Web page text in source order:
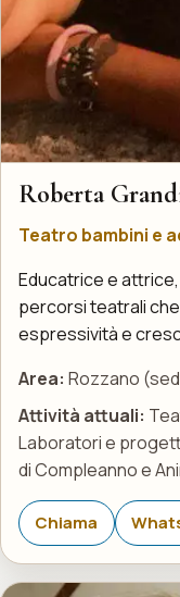
Roberta
Teatro bambini e
Educatrice e
percorsi teatrali
espressività e
Area: Rozzano
Attività attuali:
Laboratori e
di Compleanno e
Chiama